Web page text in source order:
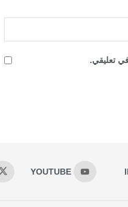
تعليقي.
YOUTUBE